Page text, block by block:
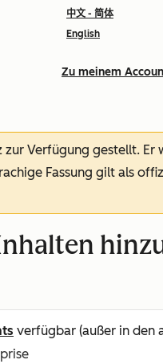
中文 - 简体
English
Zu meinem
zur Verfügung gestellt. Er
Fassung gilt als
verfügbar (außer in den